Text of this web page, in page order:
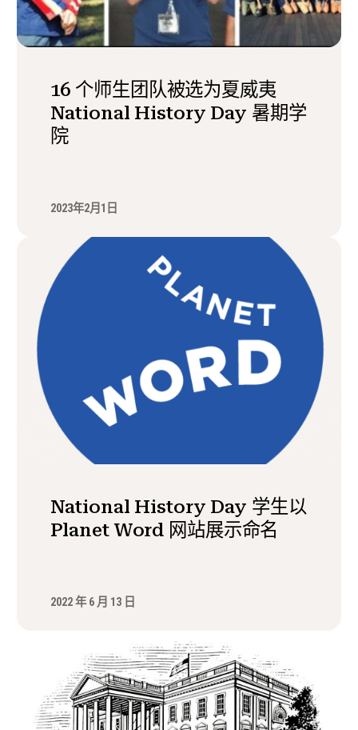
16 个师生团队被选为夏威夷
National History Day 暑期学
院
2023年2月1日
National History Day 学生以
Planet Word 网站展示命名
2022 年 6 月 13 日